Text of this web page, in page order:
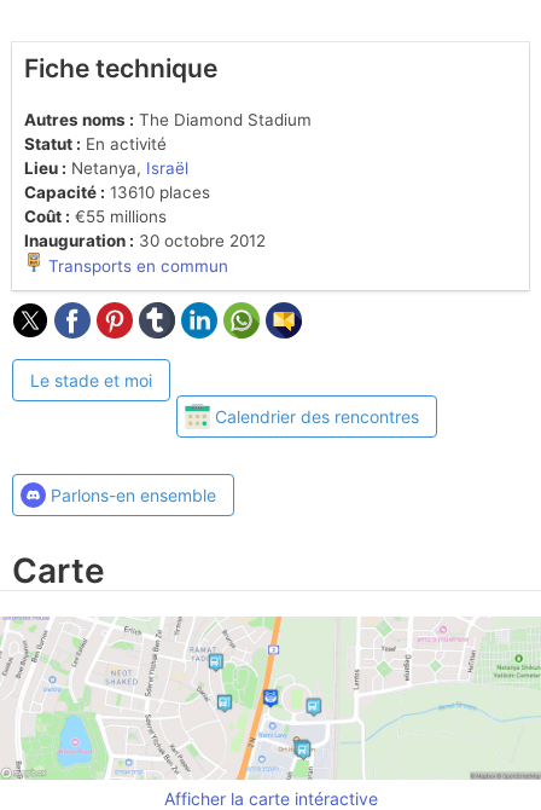
Fiche technique
Autres noms : The Diamond Stadium
Statut : En activité
Lieu : Netanya, Israël
Capacité : 13610 places
Coût : €55 millions
Inauguration : 30 octobre 2012
Transports en commun
Le stade et moi
Calendrier des rencontres
Parlons-en ensemble
Carte
Afficher la carte intéractive